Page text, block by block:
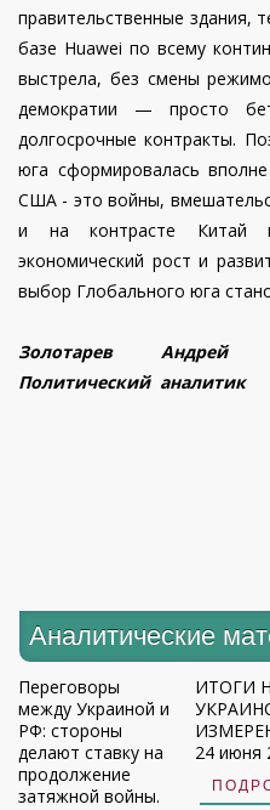
правительственные здания,
базе Huawei по всему
выстрела, без смены
демократии — просто
долгосрочные контракты.
юга сформировалась
США - это войны,
и на контрасте Китай
экономический рост и
выбор Глобального юга
Золотарев Андрей
Политический аналитик
Аналитические
Переговоры
между Украиной и
РФ: стороны
делают ставку на
продолжение
затяжной войны.
ИТОГИ
24 июня